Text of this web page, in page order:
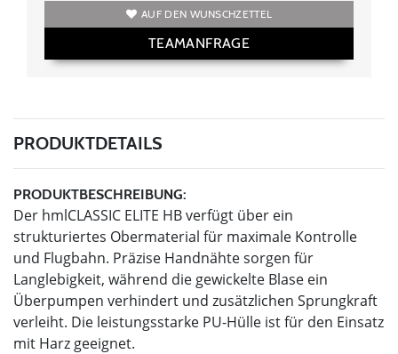
AUF DEN WUNSCHZETTEL
TEAMANFRAGE
PRODUKTDETAILS
PRODUKTBESCHREIBUNG:
Der hmlCLASSIC ELITE HB verfügt über ein
strukturiertes Obermaterial für maximale Kontrolle
und Flugbahn. Präzise Handnähte sorgen für
Langlebigkeit, während die gewickelte Blase ein
Überpumpen verhindert und zusätzlichen Sprungkraft
verleiht. Die leistungsstarke PU-Hülle ist für den Einsatz
mit Harz geeignet.